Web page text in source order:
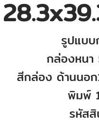
รูปแบ
กล่องหนา
สีกล่อง ด้านนอก
พิมพ์
รหัส